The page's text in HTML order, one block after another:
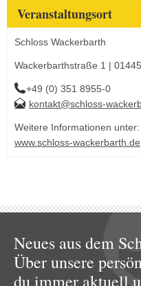
Veranstaltungsort
Schloss Wackerbarth
Wackerbarthstraße 1 |
+49 (0) 351 8955-0
kontakt@schloss-
Weitere Informationen unter:
www.schloss-wackerbarth.de
Neues aus dem
Über unsere
du immer aktuell